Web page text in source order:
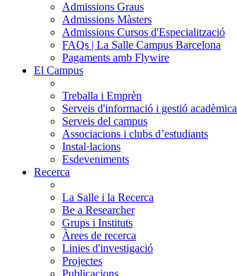
Admissions Graus
Admissions Màsters
Admissions Cursos d'Especialització
FAQs | La Salle Campus Barcelona
Pagaments amb Flywire
El Campus
Treballa i Emprèn
Serveis d'informació i gestió acadèmica
Serveis del campus
Associacions i clubs d’estudiants
Instal·lacions
Esdeveniments
Recerca
La Salle i la Recerca
Be a Researcher
Grups i Instituts
Àrees de recerca
Linies d'investigació
Projectes
Publicacions